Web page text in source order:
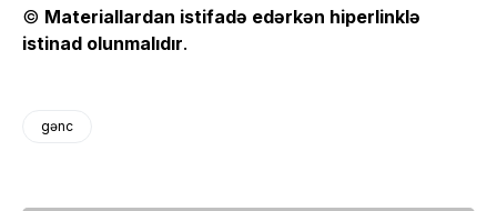
© Materiallardan istifadə edərkən hiperlinklə
istinad olunmalıdır.
gənc